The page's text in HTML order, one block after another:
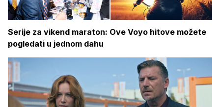
Serije za vikend maraton: Ove Voyo hitove možete
pogledati u jednom dahu